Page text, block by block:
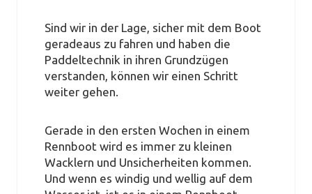
Sind wir in der Lage, sicher mit dem Boot
geradeaus zu fahren und haben die
Paddeltechnik in ihren Grundzügen
verstanden, können wir einen Schritt
weiter gehen.
Gerade in den ersten Wochen in einem
Rennboot wird es immer zu kleinen
Wacklern und Unsicherheiten kommen.
Und wenn es windig und wellig auf dem